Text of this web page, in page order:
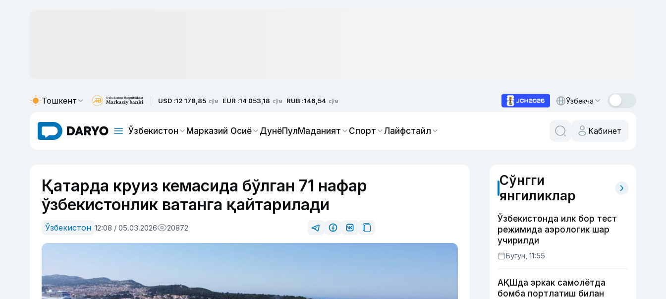
Тошкент USD :12 178,85 сўм EUR :14 053,18 сўм RUB :146,54 сўм Ўзбекча
Ўзбекистон Марказий Осиё ДунёПулМаданият Спорт Лайфстайл Кабинет
Қатарда круиз кемасида бўлган 71 нафар
ўзбекистонлик ватанга қайтарилади
Ўзбекистон 12:08 / 05.03.2026 20872
Сўнгги
янгиликлар
Ўзбекистонда илк бор тест
режимида аэрологик шар
учирилди
Бугун, 11:55
АҚШда эркак самолётда
бомба портлатиш билан